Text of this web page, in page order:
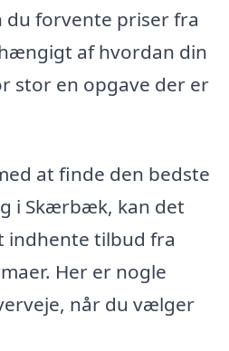
du forvente priser fra
af hvordan din
stor en opgave der er
at finde den bedste
i Skærbæk, kan det
indhente tilbud fra
Her er nogle
når du vælger